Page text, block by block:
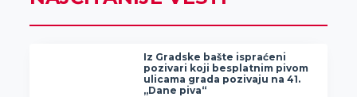
Iz Gradske bašte ispraćeni
pozivari koji besplatnim pivom
ulicama grada pozivaju na 41.
„Dane piva“